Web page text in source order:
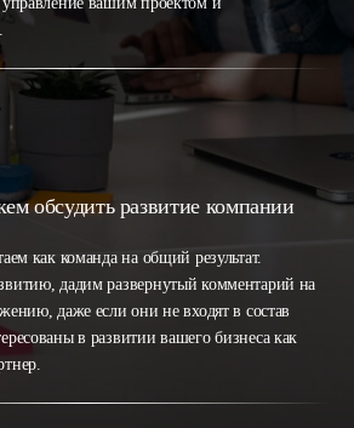
обсудить развитие компании
как команда на общий результат.
дадим развернутый комментарий на
даже если они не входят в состав
в развитии вашего бизнеса как